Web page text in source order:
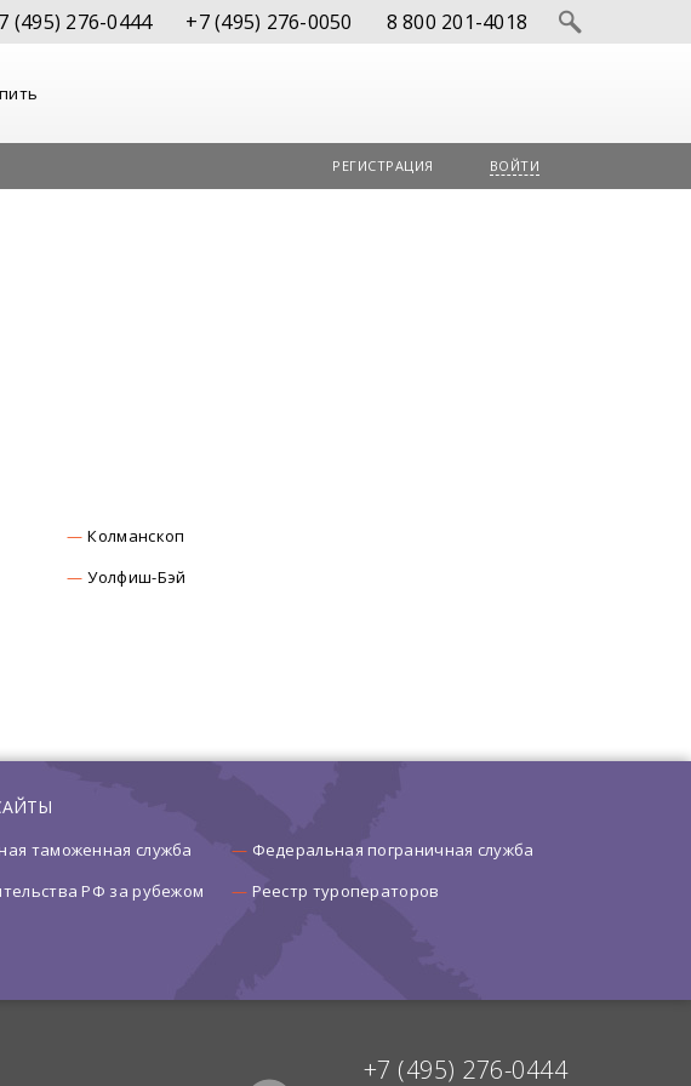
(495) 276-0444 +7 (495) 276-0050 8 800 201-4018
РЕГИСТРАЦИЯ ВОЙТИ
Колманскоп
Уолфиш-Бэй
таможенная служба
Федеральная пограничная служба
РФ за рубежом
Реестр туроператоров
+7 (495) 276-0444